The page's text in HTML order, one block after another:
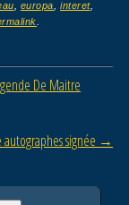
europa ,interet,
De Maitre
signée →